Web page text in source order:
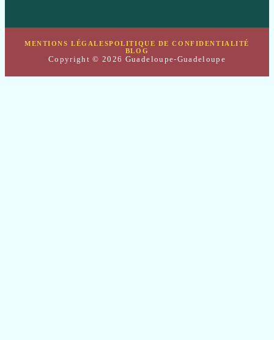
MENTIONS LÉGALESPOLITIQUE DE CONFIDENTIALITÉ
BLOG
Copyright © 2026 Guadeloupe-Guadeloupe